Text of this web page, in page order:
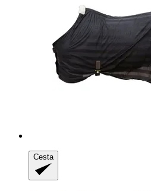
Cesta